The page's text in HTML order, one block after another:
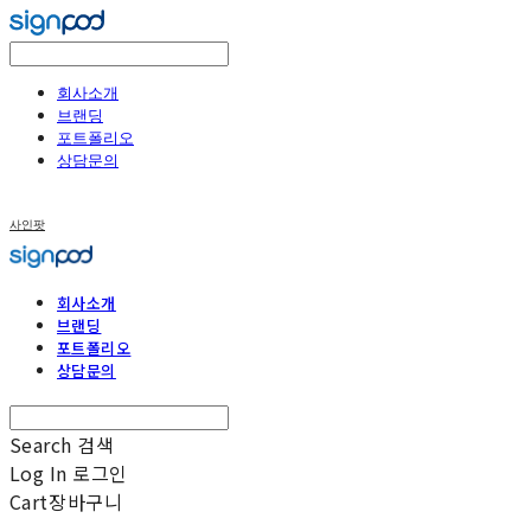
회사소개
브랜딩
포트폴리오
상담문의
사인팟
회사소개
브랜딩
포트폴리오
상담문의
Search 검색
Log In 로그인
Cart장바구니